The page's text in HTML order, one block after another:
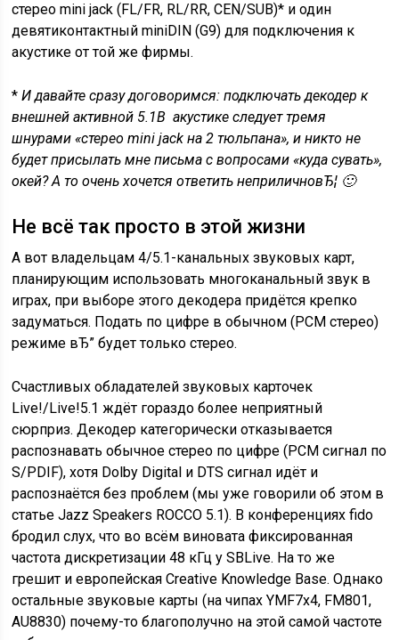
стерео mini jack (FL/FR, RL/RR, CEN/SUB)* и один
девятиконтактный miniDIN (G9) для подключения к
акустике от той же фирмы.
*И давайте сразу договоримся: подключать декодер к
внешней активной 5.1В акустике следует тремя
шнурами «стерео mini jack на 2 тюльпана», и никто не
будет присылать мне письма с вопросами «куда сувать»,
окей? А то очень хочется ответить неприличновЂ¦ 🙂
Не всё так просто в этой жизни
А вот владельцам 4/5.1-канальных звуковых карт,
планирующим использовать многоканальный звук в
играх, при выборе этого декодера придётся крепко
задуматься. Подать по цифре в обычном (PCM стерео)
режиме вЂ” будет только стерео.
Счастливых обладателей звуковых карточек
Live!/Live!5.1 ждёт гораздо более неприятный
сюрприз. Декодер категорически отказывается
распознавать обычное стерео по цифре (PCM сигнал по
S/PDIF), хотя Dolby Digital и DTS сигнал идёт и
распознаётся без проблем (мы уже говорили об этом в
статье Jazz Speakers ROCCO 5.1). В конференциях fido
бродил слух, что во всём виновата фиксированная
частота дискретизации 48 кГц у SBLive. На то же
грешит и европейская Creative Knowledge Base. Однако
остальные звуковые карты (на чипах YMF7х4, FM801,
AU8830) почему-то благополучно на этой самой частоте